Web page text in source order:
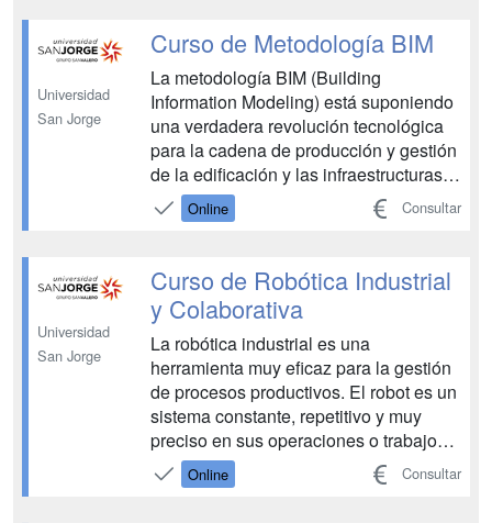
empezaremos a tener en los próximos
años un parque de máquinas
actualizándose hacia...
Universidad
San Jorge
Curso de Metodología BIM
La metodología BIM (Building
Information Modeling) está suponiendo
una verdadera revolución tecnológica
para la cadena de producción y gestión
de la edificación y las infraestructuras
en el sector AECO (arquitectura,
ingeniería y construcción). SEAS
para que puedas aprender a utilizar
esta herramienta de forma pr...
Online Consultar
Universidad
San Jorge
Curso de Robótica Industrial
y Colaborativa
La robótica industrial es una
herramienta muy eficaz para la gestión
de procesos productivos. El robot es un
sistema constante, repetitivo y muy
preciso en sus operaciones o trabajos.
La preocupación de las empresas por
aumentar su volumen productivo lleva a
Online Consultar